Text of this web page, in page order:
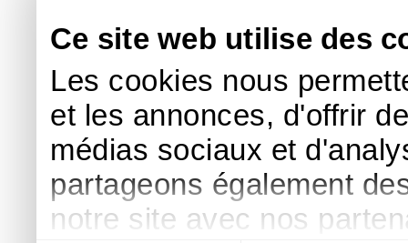
Ce site web utilise des
Les cookies nous
et les annonces, d'offrir
médias sociaux et
partageons également
notre site avec nos